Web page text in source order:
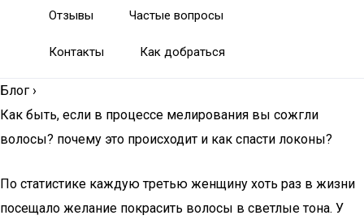
Отзывы Частые вопросы
Контакты Как добраться
Блог ›
Как быть, если в процессе мелирования вы сожгли
волосы? почему это происходит и как спасти локоны?
По статистике каждую третью женщину хоть раз в жизни
посещало желание покрасить волосы в светлые тона. У